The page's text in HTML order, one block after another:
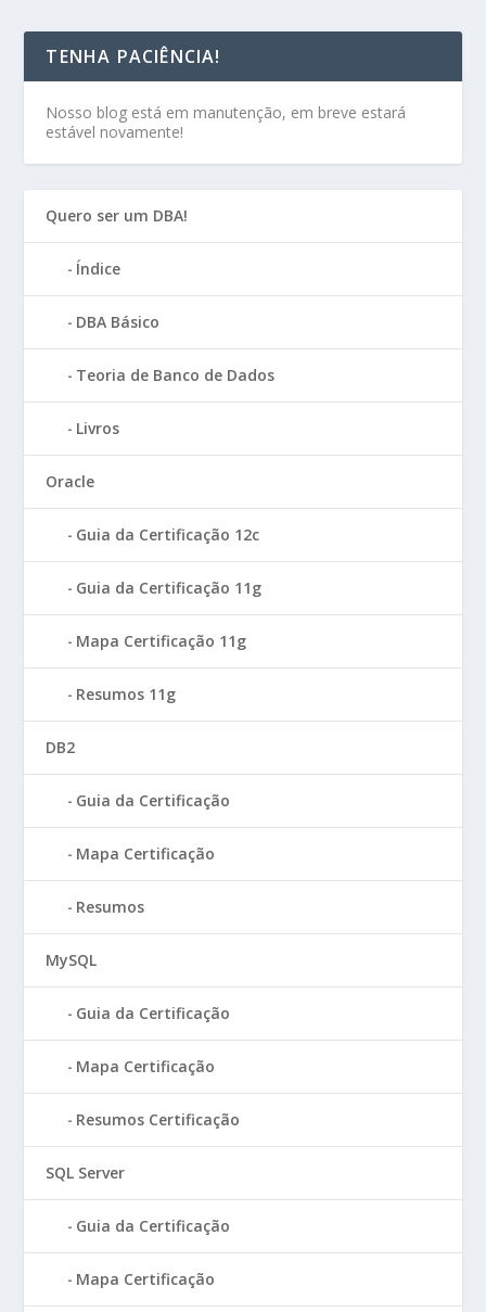
TENHA PACIÊNCIA!
Nosso blog está em manutenção, em breve estará
estável novamente!
Quero ser um DBA!
Índice
DBA Básico
Teoria de Banco de Dados
Livros
Oracle
Guia da Certificação 12c
Guia da Certificação 11g
Mapa Certificação 11g
Resumos 11g
DB2
Guia da Certificação
Mapa Certificação
Resumos
MySQL
Guia da Certificação
Mapa Certificação
Resumos Certificação
SQL Server
Guia da Certificação
Mapa Certificação